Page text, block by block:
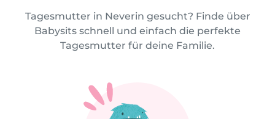
Tagesmutter in Neverin gesucht? Finde über
Babysits schnell und einfach die perfekte
Tagesmutter für deine Familie.